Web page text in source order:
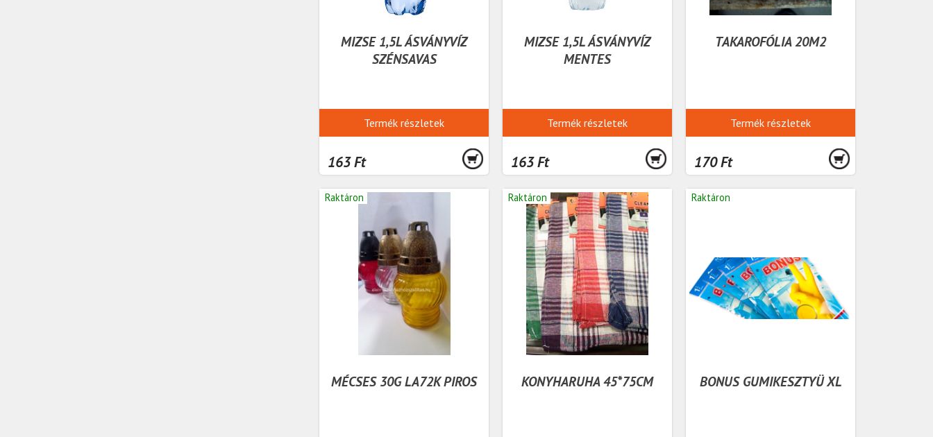
MIZSE 1,5L ÁSVÁNYVÍZ
SZÉNSAVAS
Termék részletek
163 Ft
MIZSE 1,5L ÁSVÁNYVÍZ
MENTES
Termék részletek
163 Ft
TAKAROFÓLIA 20M2
Termék részletek
170 Ft
Raktáron
MÉCSES 30G LA72K PIROS
Raktáron
KONYHARUHA 45*75CM
Raktáron
BONUS GUMIKESZTYÜ XL